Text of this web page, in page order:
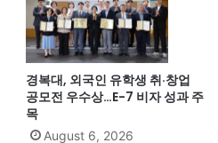
경복대, 외국인 유학생 취·창업
공모전 우수상…E-7 비자 성과 주
목
August 6, 2026